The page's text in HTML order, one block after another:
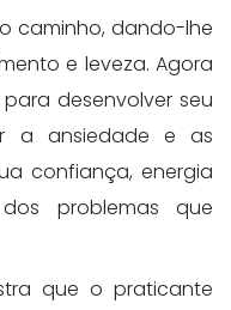
caminho, dando-lhe
e leveza. Agora
desenvolver seu
a ansiedade e as
confiança, energia
problemas que
que o praticante